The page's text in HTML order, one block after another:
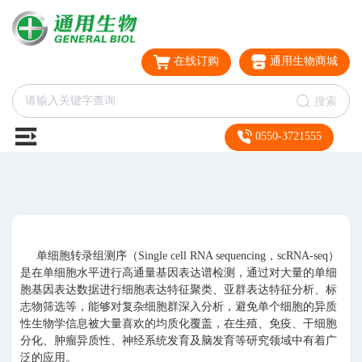
在线订购 通用生物商城
搜索
0550-3721555
单细胞转录组测序（Single cell RNA sequencing，scRNA-seq）
是在单细胞水平进行高通量基因表达谱检测，通过对大量的单细
胞基因表达数据进行细胞表达特征聚类、亚群表达特征分析、标
志物筛选等，能够对复杂细胞群深入分析，避免单个细胞的异质
性生物学信息被大量喜欢的均质化覆盖，在生殖、免疫、干细胞
分化、肿瘤异质性、神经系统发育及脑发育等研究领域中有着广
泛的应用。